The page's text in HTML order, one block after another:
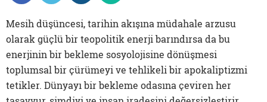
Mesih düşüncesi, tarihin akışına müdahale arzusu
olarak güçlü bir teopolitik enerji barındırsa da bu
enerjinin bir bekleme sosyolojisine dönüşmesi
toplumsal bir çürümeyi ve tehlikeli bir apokaliptizmi
tetikler. Dünyayı bir bekleme odasına çeviren her